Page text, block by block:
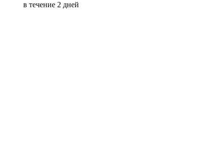
в течение 2 дней